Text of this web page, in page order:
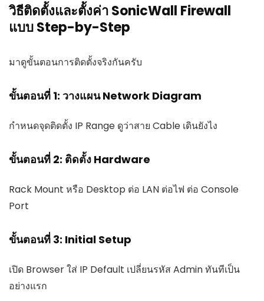
วิธีติดตั้งและตั้งค่า SonicWall Firewall
แบบ Step-by-Step
มาดูขั้นตอนการติดตั้งจริงกันครับ
ขั้นตอนที่ 1: วางแผน Network Diagram
กำหนดจุดติดตั้ง IP Range ดูว่าสาย Cable เดินยังไง
ขั้นตอนที่ 2: ติดตั้ง Hardware
Rack Mount หรือ Desktop ต่อ LAN ต่อไฟ ต่อ Console
Port
ขั้นตอนที่ 3: Initial Setup
เปิด Browser ใส่ IP Default เปลี่ยนรหัส Admin ทันทีเป็น
อย่างแรก